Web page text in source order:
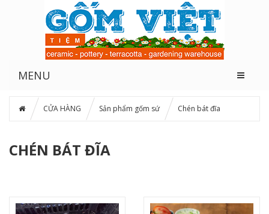
MENU
CỬA HÀNG Sản phẩm gốm sứ Chén bát đĩa
CHÉN BÁT ĐĨA